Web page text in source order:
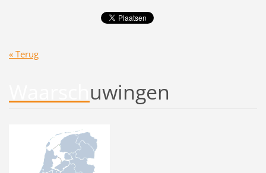
« Terug
uwingen